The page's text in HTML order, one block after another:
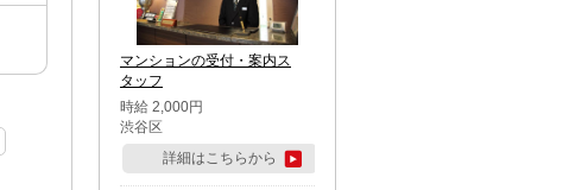
マンションの受付・案内ス
タッフ
時給 2,000円
渋谷区
詳細はこちらから